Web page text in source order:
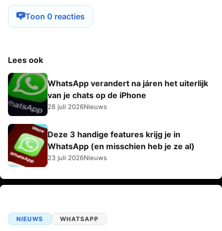
Toon 0 reacties
Lees ook
WhatsApp verandert na járen het uiterlijk
van je chats op de iPhone
28 juli 2026Nieuws
Deze 3 handige features krijg je in
WhatsApp (en misschien heb je ze al)
23 juli 2026Nieuws
NIEUWS WHATSAPP